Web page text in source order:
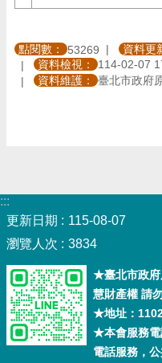
點閱數： 53269 資料更
資料檢視：
114-02-07
資料維護：
臺北市政府
:::
更新日期
115-08-07
瀏覽人次
3834
★臺北市政府
慧財產權 請
★地址：
★本會服務電
電話服務，公